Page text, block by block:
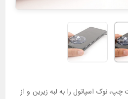
نوک اسپاتول را به لبه زیرین و از